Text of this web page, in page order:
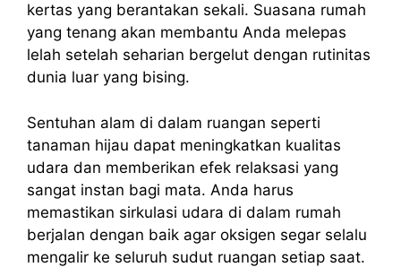
kertas yang berantakan sekali. Suasana rumah
yang tenang akan membantu Anda melepas
lelah setelah seharian bergelut dengan rutinitas
dunia luar yang bising.
Sentuhan alam di dalam ruangan seperti
tanaman hijau dapat meningkatkan kualitas
udara dan memberikan efek relaksasi yang
sangat instan bagi mata. Anda harus
memastikan sirkulasi udara di dalam rumah
berjalan dengan baik agar oksigen segar selalu
mengalir ke seluruh sudut ruangan setiap saat.